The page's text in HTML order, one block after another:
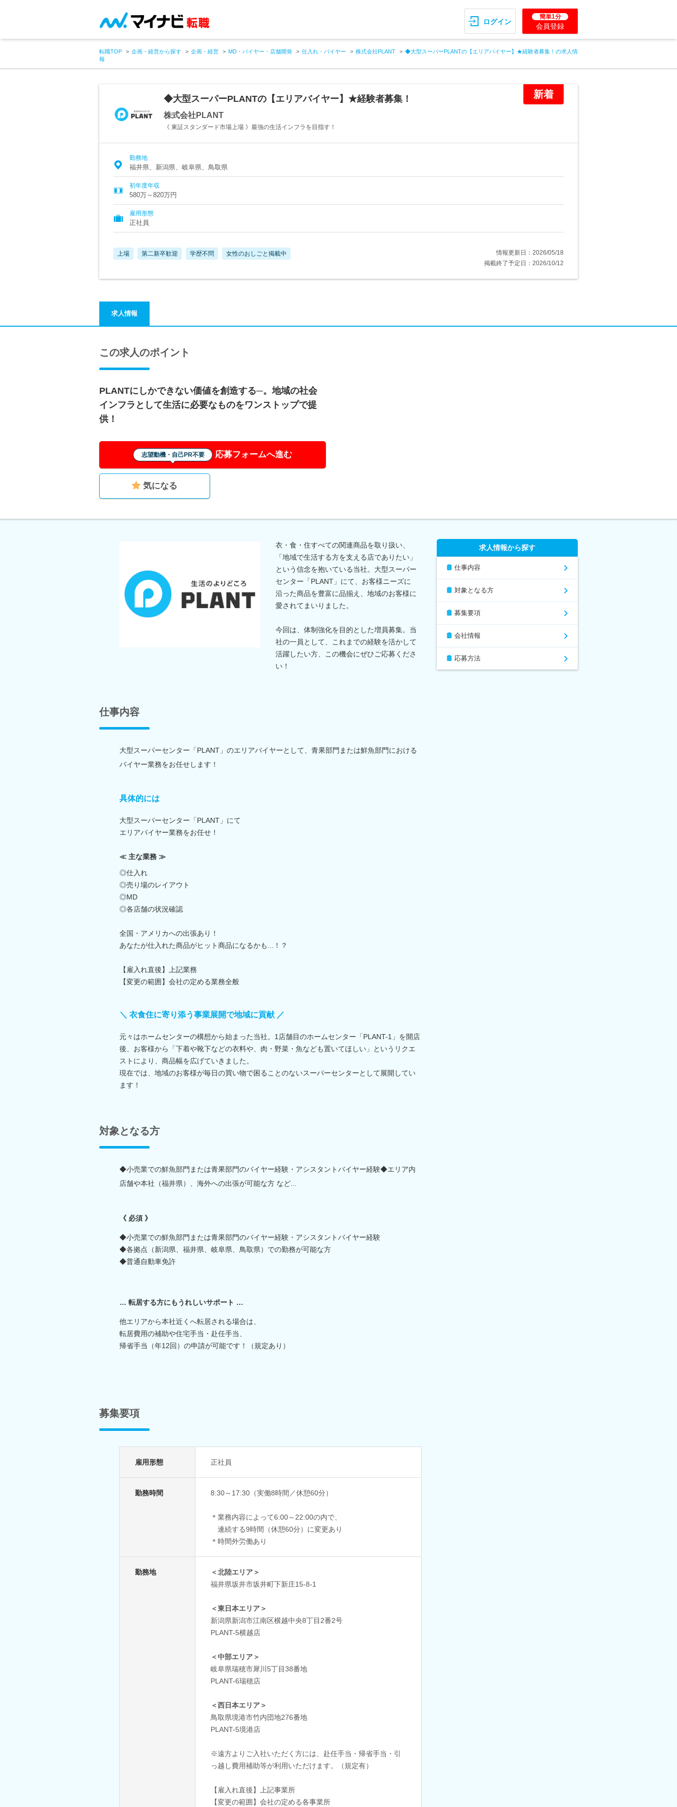
ログイン
簡単1分
会員登録
転職TOP 企画・経営から探す 企画・経営 MD・バイヤー・店舗開発 仕入れ・バイヤー 株式会社PLANT
◆大型スーパーPLANTの【エリアバイヤー】★経験者募集！の求人情
報
新着
◆大型スーパーPLANTの【エリアバイヤー】★経験者募集！
株式会社PLANT
《 東証スタンダード市場上場 》最強の生活インフラを目指す！
勤務地
福井県、新潟県、岐阜県、鳥取県
初年度年収
580万～820万円
雇用形態
正社員
上場 第二新卒歓迎 学歴不問 女性のおしごと掲載中
情報更新日：2026/05/18
掲載終了予定日：2026/10/12
求人情報
この求人のポイント
PLANTにしかできない価値を創造する─。地域の社会
インフラとして生活に必要なものをワンストップで提
供！
志望動機・自己PR不要 応募フォームへ進む
気になる
衣・食・住すべての関連商品を取り扱い、
「地域で生活する方を支える店でありたい」
という信念を抱いている当社。大型スーパー
センター「PLANT」にて、お客様ニーズに
沿った商品を豊富に品揃え、地域のお客様に
愛されてまいりました。
今回は、体制強化を目的とした増員募集。当
社の一員として、これまでの経験を活かして
活躍したい方、この機会にぜひご応募くださ
い！
仕事内容
大型スーパーセンター「PLANT」のエリアバイヤーとして、青果部門または鮮魚部門における
バイヤー業務をお任せします！
具体的には
大型スーパーセンター「PLANT」にて
エリアバイヤー業務をお任せ！
≪ 主な業務 ≫
◎仕入れ
◎売り場のレイアウト
◎MD
◎各店舗の状況確認
全国・アメリカへの出張あり！
あなたが仕入れた商品がヒット商品になるかも...！？
【雇入れ直後】上記業務
【変更の範囲】会社の定める業務全般
＼ 衣食住に寄り添う事業展開で地域に貢献 ／
元々はホームセンターの構想から始まった当社。1店舗目のホームセンター「PLANT-1」を開店
後、お客様から「下着や靴下などの衣料や、肉・野菜・魚なども置いてほしい」というリクエ
ストにより、商品幅を広げていきました。
現在では、地域のお客様が毎日の買い物で困ることのないスーパーセンターとして展開してい
ます！
対象となる方
◆小売業での鮮魚部門または青果部門のバイヤー経験・アシスタントバイヤー経験◆エリア内
店舗や本社（福井県）、海外への出張が可能な方 など...
《 必須 》
◆小売業での鮮魚部門または青果部門のバイヤー経験・アシスタントバイヤー経験
◆各拠点（新潟県、福井県、岐阜県、鳥取県）での勤務が可能な方
◆普通自動車免許
… 転居する方にもうれしいサポート …
他エリアから本社近くへ転居される場合は、
転居費用の補助や住宅手当・赴任手当、
帰省手当（年12回）の申請が可能です！（規定あり）
募集要項
雇用形態 正社員
勤務時間 8:30～17:30（実働8時間／休憩60分）
＊業務内容によって6:00～22:00の内で、
連続する9時間（休憩60分）に変更あり
＊時間外労働あり
勤務地
＜北陸エリア＞
福井県坂井市坂井町下新庄15-8-1
＜東日本エリア＞
新潟県新潟市江南区横越中央8丁目2番2号
PLANT-5横越店
＜中部エリア＞
岐阜県瑞穂市犀川5丁目38番地
PLANT-6瑞穂店
＜西日本エリア＞
鳥取県境港市竹内団地276番地
PLANT-5境港店
※遠方よりご入社いただく方には、赴任手当・帰省手当・引
っ越し費用補助等が利用いただけます。（規定有）
【雇入れ直後】上記事業所
【変更の範囲】会社の定める各事業所
求人情報から探す
仕事内容
対象となる方
募集要項
会社情報
応募方法